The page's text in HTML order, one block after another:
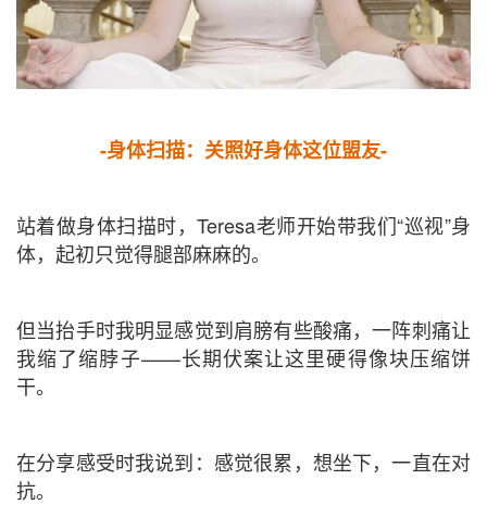
-身体扫描：关照好身体这位盟友-
站着做身体扫描时，Teresa老师开始带我们“巡视”身
体，起初只觉得腿部麻麻的。
但当抬手时我明显感觉到肩膀有些酸痛，一阵刺痛让
我缩了缩脖子——长期伏案让这里硬得像块压缩饼
干。
在分享感受时我说到：感觉很累，想坐下，一直在对
抗。